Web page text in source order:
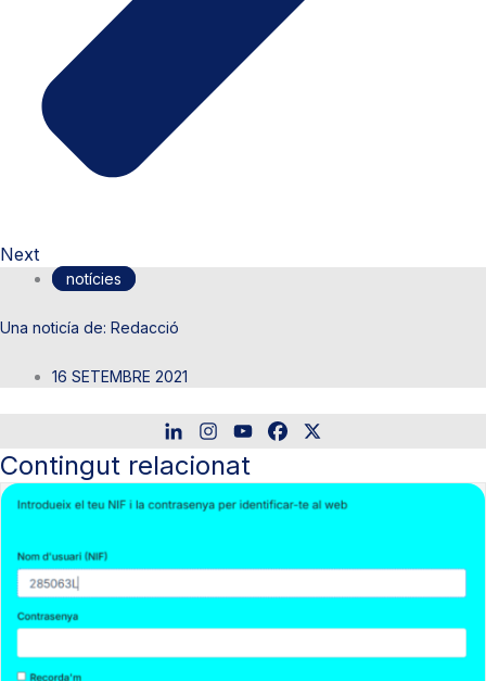
Next
notícies
Redacció
16 SETEMBRE 2021
Contingut relacionat